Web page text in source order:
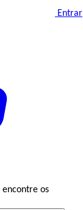
Entrar
encontre os